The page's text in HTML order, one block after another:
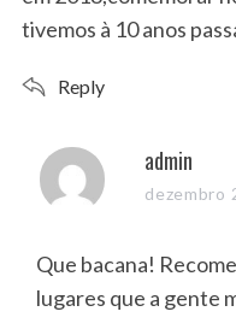
tivemos à 10 anos
Reply
s
a
s
:
admin
dezembro
Que bacana!
lugares que a gente